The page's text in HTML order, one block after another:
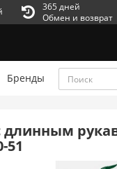
365 дней
Обмен и возврат
Бренды
длинным
51